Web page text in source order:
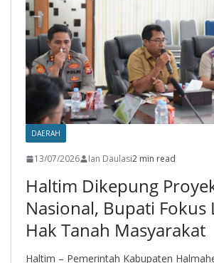
k p
DAERAH
13/07/2026 Ian Daulasi2 min read
Haltim Dikepung
Nasional, Bupati Fokus
Hak Tanah Masyarakat
Haltim – Pemerintah Kabupaten